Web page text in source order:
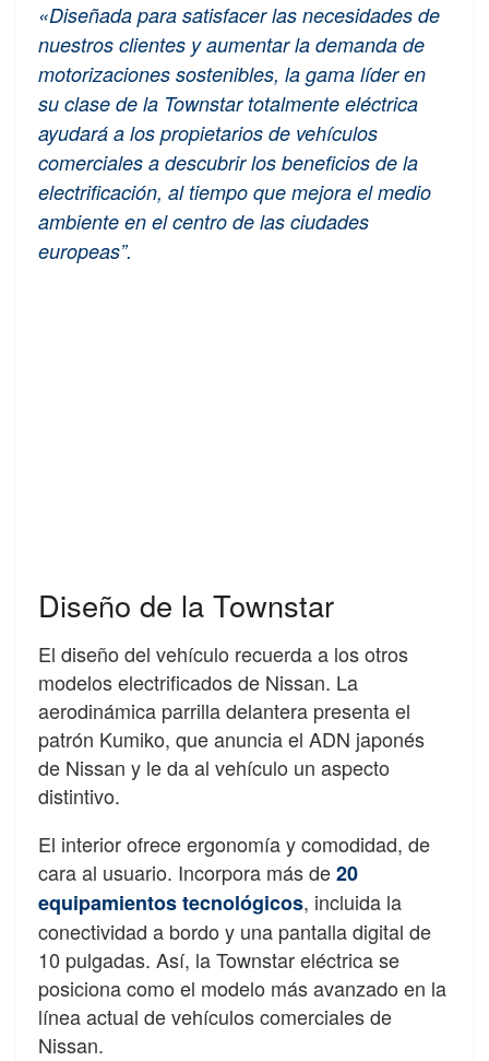
«Diseñada para satisfacer las necesidades de
nuestros clientes y aumentar la demanda de
motorizaciones sostenibles, la gama líder en
su clase de la Townstar totalmente eléctrica
ayudará a los propietarios de vehículos
comerciales a descubrir los beneficios de la
electrificación, al tiempo que mejora el medio
ambiente en el centro de las ciudades
europeas”.
Diseño de la Townstar
El diseño del vehículo recuerda a los otros
modelos electrificados de Nissan. La
aerodinámica parrilla delantera presenta el
patrón Kumiko, que anuncia el ADN japonés
de Nissan y le da al vehículo un aspecto
distintivo.
El interior ofrece ergonomía y comodidad, de
cara al usuario. Incorpora más de20
equipamientos tecnológicos, incluida la
conectividad a bordo y una pantalla digital de
10 pulgadas. Así, la Townstar eléctrica se
posiciona como el modelo más avanzado en la
línea actual de vehículos comerciales de
Nissan.